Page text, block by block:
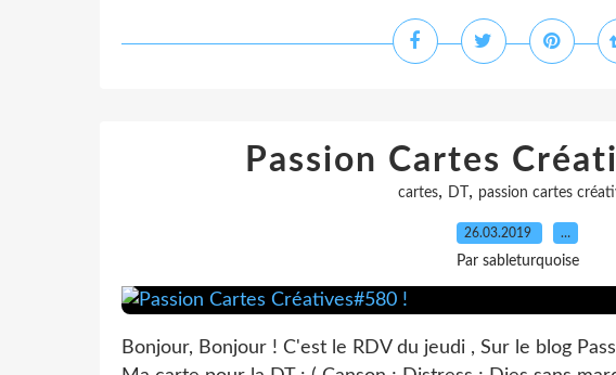
Passion Cartes
cartes, DT , passion cartes
26.03.2019 …
Par sableturquoise
Bonjour, Bonjour ! C'est le RDV du jeudi , Sur le blog